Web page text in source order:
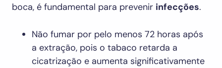
boca, é fundamental para prevenir infecções.
Não fumar por pelo menos 72 horas após
a extração, pois o tabaco retarda a
cicatrização e aumenta significativamente